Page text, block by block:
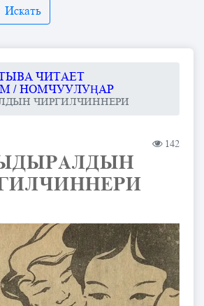
Искать
ЧИТАЕТ
/ НОМЧУУЛУҢАР
ЧИРГИЛЧИННЕРИ
142